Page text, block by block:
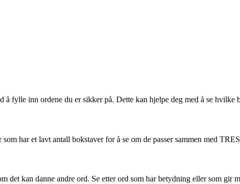
fylle inn ordene du er sikker på. Dette kan hjelpe deg med å se hvilke
har et lavt antall bokstaver for å se om de passer sammen med
det kan danne andre ord. Se etter ord som har betydning eller som gir